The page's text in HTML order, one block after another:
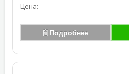
Цена:
Подробнее